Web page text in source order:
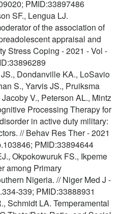
PMID:33897486
SF., Lengua LJ.
of the association of
appraisal and
Stress Coping - 2021 - Vol -
Dondanville KA., LoSavio
S., Yarvis JS., Pruiksma
V., Peterson AL., Mintz
Processing Therapy for
in active duty military:
// Behav Res Ther - 2021
PMID:33894644
Okpokowuruk FS., Ikpeme
among Primary
Nigeria. // Niger Med J -
339; PMID:33888931
Schmidt LA. Temperamental